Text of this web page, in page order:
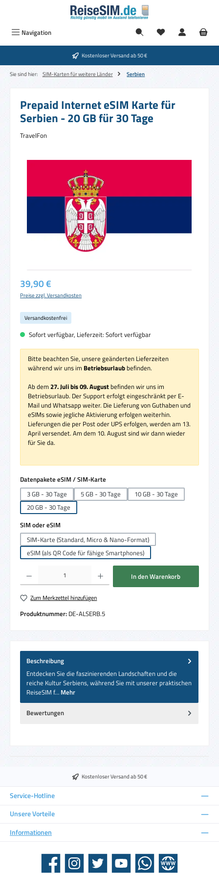
Zum Hauptinhalt springen
Navigation
Kostenloser Versand ab 50 €
Sie sind hier: SIM-Karten für weitere Länder Serbien
Prepaid Internet eSIM Karte für
Serbien - 20 GB für 30 Tage
TravelFon
Regulärer Preis:
39,90 €
Preise zzgl. Versandkosten
Versandkostenfrei
Sofort verfügbar, Lieferzeit: Sofort verfügbar
Bitte beachten Sie, unsere geänderten Lieferzeiten
während wir uns im Betriebsurlaub befinden.
Ab dem 27. Juli bis 09. August befinden wir uns im
Betriebsurlaub. Der Support erfolgt eingeschränkt per E-
Mail und Whatsapp weiter. Die Lieferung von Guthaben und
eSIMs sowie jegliche Aktivierung erfolgen weiterhin.
Lieferungen die per Post oder UPS erfolgen, werden am 13.
April versendet. Am dem 10. August sind wir dann wieder
für Sie da.
Datenpakete eSIM / SIM-Karte
3 GB - 30 Tage
5 GB - 30 Tage
10 GB - 30 Tage
20 GB - 30 Tage
SIM oder eSIM
SIM-Karte (Standard, Micro & Nano-Format)
eSIM (als QR Code für fähige Smartphones)
Produkt Anzahl: Gib den gewünschten Wert ein oder benutze die Schaltflächen um
In den Warenkorb
Zum Merkzettel hinzufügen
Produktnummer: DE-ALSERB.5
Beschreibung
Entdecken Sie die faszinierenden Landschaften und die
reiche Kultur Serbiens, während Sie mit unserer praktischen
ReiseSIM f… Mehr
Bewertungen
Kostenloser Versand ab 50 €
Service-Hotline
Unsere Vorteile
Informationen
Facebook Instagram Twitter YouTube WhatsApp Website